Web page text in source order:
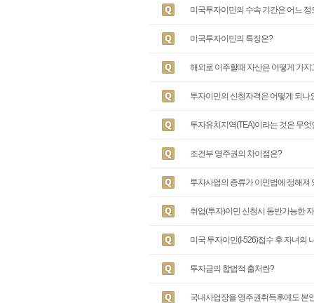
미국투자이민의 수속 기간은 어느
미국투자이민의 특징은?
해외로 이주할때 자산은 어떻게 가지
투자이민의 신청자격은 어떻게 되나
투자유치지역(TEA)이라는 것은 무엇
조건부 영주권의 차이점은?
투자사업의 종류가 이민법에 정해져
취업(투자)이민 신청시 동반가능한
미국 투자이민(I-526)접수 후 자녀의
투자금의 합법적 출처란?
국내사업장을 영주권취득후에도 본